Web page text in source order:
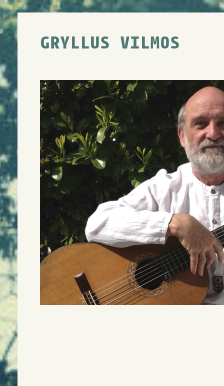
GRYLLUS VILMOS